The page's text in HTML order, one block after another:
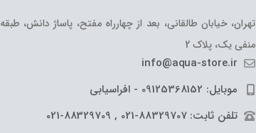
تهران، خیابان طالقانی، بعد از چهارراه مفتح، پاساژ دانش، طبقه
منفی یک، پلاک 2
info@aqua-store.ir
موبایل: 09125368152 - افراسیابی
تلفن ثابت: 88329707-021 , 88329709-021